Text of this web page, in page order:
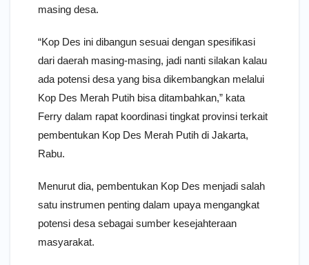
masing desa.
“Kop Des ini dibangun sesuai dengan spesifikasi
dari daerah masing-masing, jadi nanti silakan kalau
ada potensi desa yang bisa dikembangkan melalui
Kop Des Merah Putih bisa ditambahkan,” kata
Ferry dalam rapat koordinasi tingkat provinsi terkait
pembentukan Kop Des Merah Putih di Jakarta,
Rabu.
Menurut dia, pembentukan Kop Des menjadi salah
satu instrumen penting dalam upaya mengangkat
potensi desa sebagai sumber kesejahteraan
masyarakat.